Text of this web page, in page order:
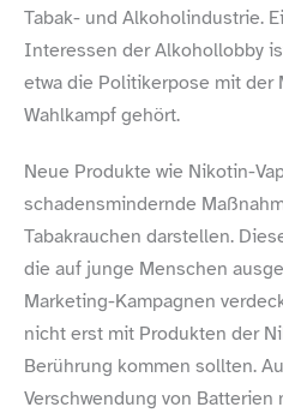
Tabak- und Alkoholindustrie.
Interessen der Alkohollobby
etwa die Politikerpose mit der
Wahlkampf gehört.
Neue Produkte wie Nikotin-​
schadensmindernde
Tabakrauchen darstellen.
die auf junge Menschen
Marketing-​Kampagnen
nicht erst mit Produkten der
Berührung kommen sollten.
Verschwendung von